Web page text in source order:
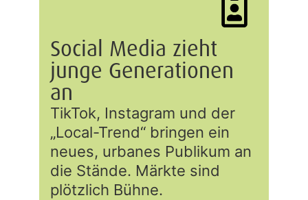
Social Media zieht
junge Generationen
an
TikTok, Instagram und der
„Local-Trend“ bringen ein
neues, urbanes Publikum an
die Stände. Märkte sind
plötzlich Bühne.